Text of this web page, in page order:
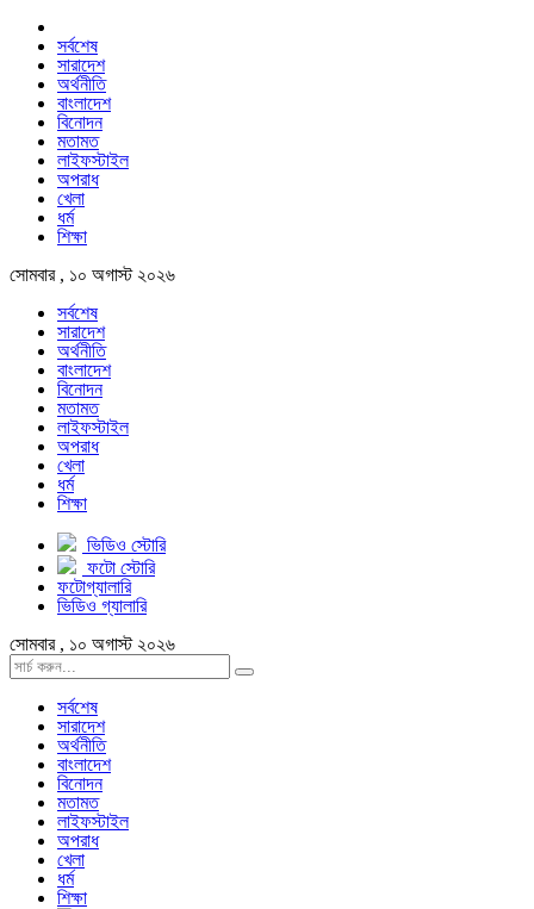
সর্বশেষ
সারাদেশ
অর্থনীতি
বাংলাদেশ
বিনোদন
মতামত
লাইফস্টাইল
অপরাধ
খেলা
ধর্ম
শিক্ষা
সোমবার , ১০ অগাস্ট ২০২৬
সর্বশেষ
সারাদেশ
অর্থনীতি
বাংলাদেশ
বিনোদন
মতামত
লাইফস্টাইল
অপরাধ
খেলা
ধর্ম
শিক্ষা
ভিডিও স্টোরি
ফটো স্টোরি
ফটোগ্যালারি
ভিডিও গ্যালারি
সোমবার , ১০ অগাস্ট ২০২৬
সর্বশেষ
সারাদেশ
অর্থনীতি
বাংলাদেশ
বিনোদন
মতামত
লাইফস্টাইল
অপরাধ
খেলা
ধর্ম
শিক্ষা